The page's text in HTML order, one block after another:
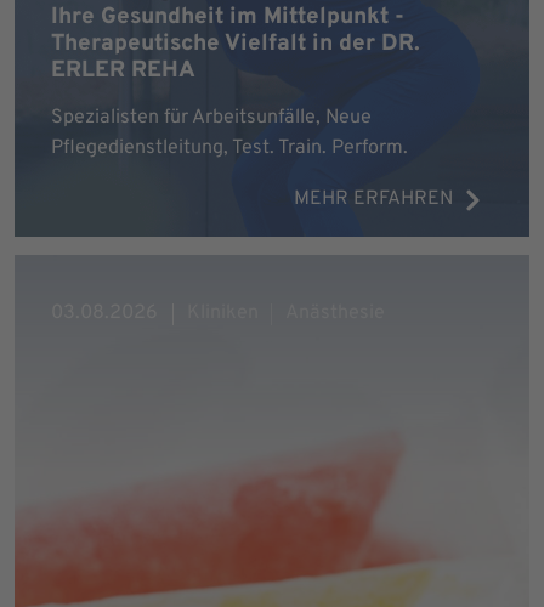
Ihre Gesundheit im Mittelpunkt -
Therapeutische Vielfalt in der DR.
ERLER REHA
Spezialisten für Arbeitsunfälle, Neue
Pflegedienstleitung, Test. Train. Perform.
MEHR ERFAHREN